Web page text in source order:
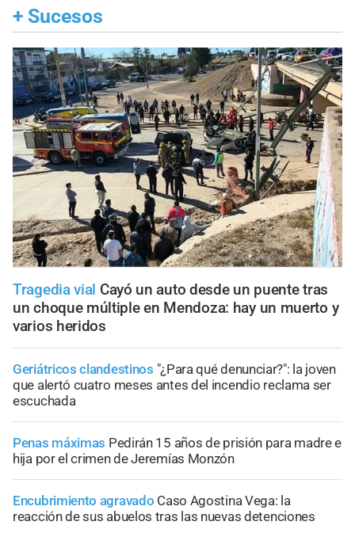
+ Sucesos
Tragedia vial Cayó un auto desde un puente tras
un choque múltiple en Mendoza: hay un muerto y
varios heridos
Geriátricos clandestinos "¿Para qué denunciar?": la joven
que alertó cuatro meses antes del incendio reclama ser
escuchada
Penas máximas Pedirán 15 años de prisión para madre e
hija por el crimen de Jeremías Monzón
Encubrimiento agravado Caso Agostina Vega: la
reacción de sus abuelos tras las nuevas detenciones